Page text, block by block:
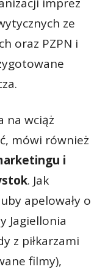
imprez
ze
oraz PZPN i
na wciąż
mówi również
i
. Jak
apelowały o
Jagiellonia
z piłkarzami
filmy),